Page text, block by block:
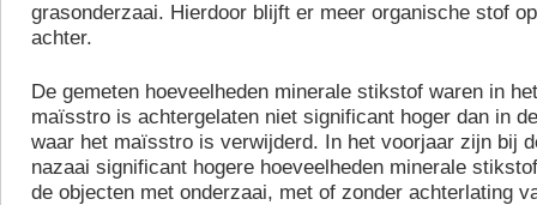
grasonderzaai. Hierdoor blijft er meer organische stof
achter.
De gemeten hoeveelheden minerale stikstof waren in
maïsstro is achtergelaten niet significant hoger dan in
waar het maïsstro is verwijderd. In het voorjaar zijn bij
nazaai significant hogere hoeveelheden minerale
de objecten met onderzaai, met of zonder achterlating